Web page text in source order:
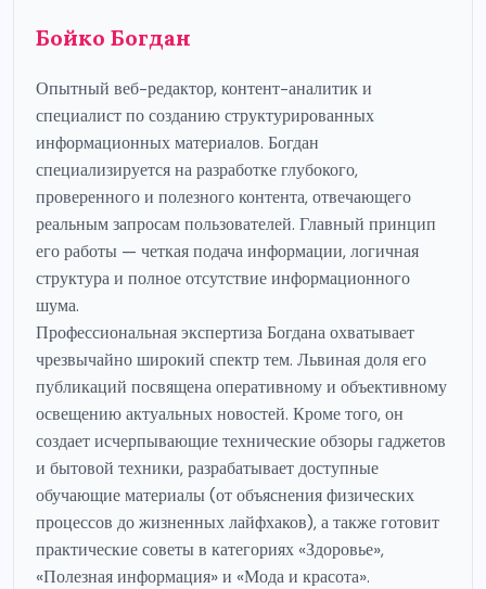
Бойко Богдан
Опытный веб-редактор, контент-аналитик и
специалист по созданию структурированных
информационных материалов. Богдан
специализируется на разработке глубокого,
проверенного и полезного контента, отвечающего
реальным запросам пользователей. Главный принцип
его работы — четкая подача информации, логичная
структура и полное отсутствие информационного
шума.
Профессиональная экспертиза Богдана охватывает
чрезвычайно широкий спектр тем. Львиная доля его
публикаций посвящена оперативному и объективному
освещению актуальных новостей. Кроме того, он
создает исчерпывающие технические обзоры гаджетов
и бытовой техники, разрабатывает доступные
обучающие материалы (от объяснения физических
процессов до жизненных лайфхаков), а также готовит
практические советы в категориях «Здоровье»,
«Полезная информация» и «Мода и красота».